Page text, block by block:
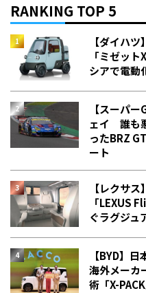
RANKING TOP 5
【ダイハ
「ミゼッ
シアで電動
【スーパ
ェイ 誰も
った――BRZ
ート
【レクサ
「LEXUS
ぐラグジュ
【BYD】
海外メーカ
術「X-